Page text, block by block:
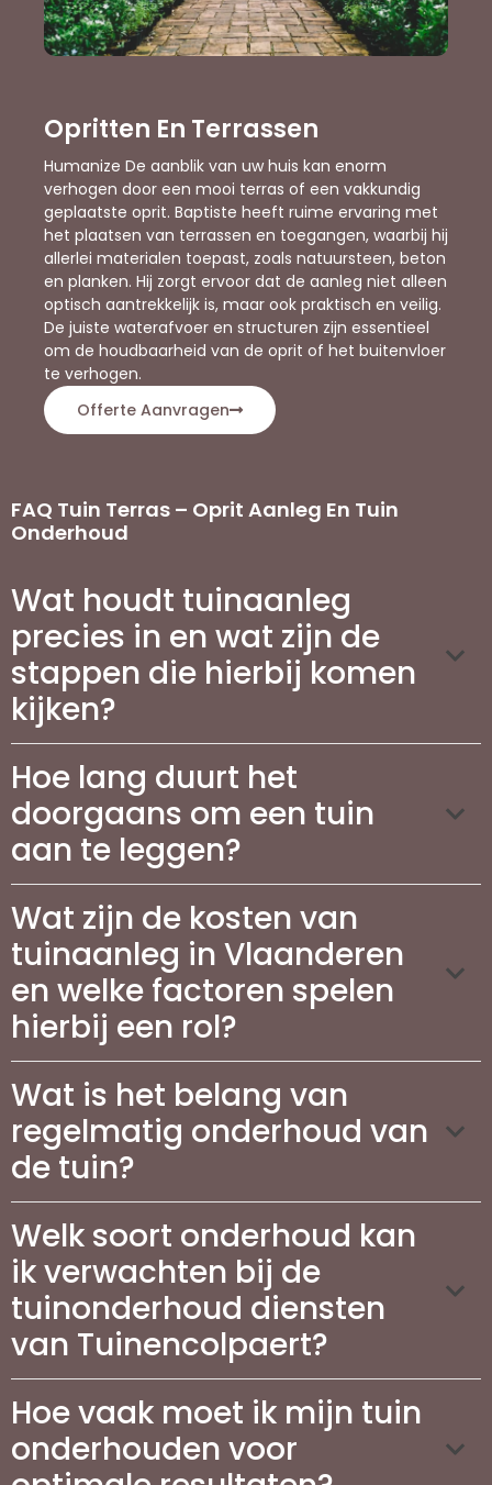
Opritten En Terrassen
Humanize De aanblik van uw huis kan enorm
verhogen door een mooi terras of een vakkundig
geplaatste oprit. Baptiste heeft ruime ervaring met
het plaatsen van terrassen en toegangen, waarbij hij
allerlei materialen toepast, zoals natuursteen, beton
en planken. Hij zorgt ervoor dat de aanleg niet alleen
optisch aantrekkelijk is, maar ook praktisch en veilig.
De juiste waterafvoer en structuren zijn essentieel
om de houdbaarheid van de oprit of het buitenvloer
te verhogen.
Offerte Aanvragen
FAQ Tuin Terras – Oprit Aanleg En Tuin
Onderhoud
Wat houdt tuinaanleg
precies in en wat zijn de
stappen die hierbij komen
kijken?
Hoe lang duurt het
doorgaans om een tuin
aan te leggen?
Wat zijn de kosten van
tuinaanleg in Vlaanderen
en welke factoren spelen
hierbij een rol?
Wat is het belang van
regelmatig onderhoud van
de tuin?
Welk soort onderhoud kan
ik verwachten bij de
tuinonderhoud diensten
van Tuinencolpaert?
Hoe vaak moet ik mijn tuin
onderhouden voor